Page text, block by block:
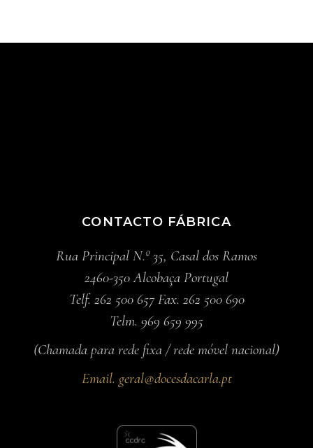
CONTACTO FÁBRICA
Rua Principal N.º 35, Casal dos Ramos
2460-350 Alcobaça Portugal
Telf. 262 500 657 Fax. 262 500 690
Telm. 969 659 995
(Chamada para rede fixa / rede móvel nacional)
Email. geral@docesdacarla.pt